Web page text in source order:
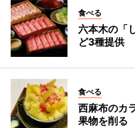
食べる
六本木の「
ど3種提供
食べる
西麻布のカ
果物を削る